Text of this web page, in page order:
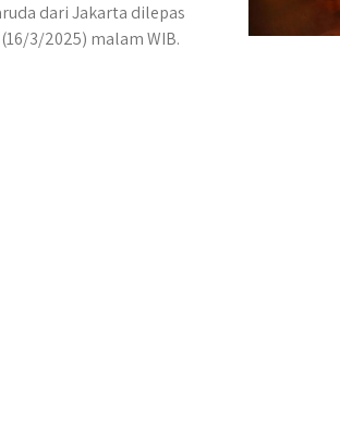
dari Jakarta dilepas
3/2025) malam WIB.